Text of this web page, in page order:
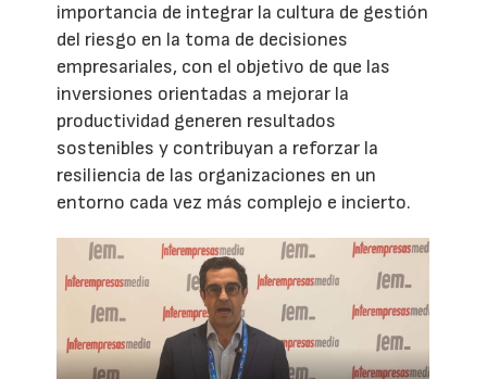
importancia de integrar la cultura de gestión
del riesgo en la toma de decisiones
empresariales, con el objetivo de que las
inversiones orientadas a mejorar la
productividad generen resultados
sostenibles y contribuyan a reforzar la
resiliencia de las organizaciones en un
entorno cada vez más complejo e incierto.